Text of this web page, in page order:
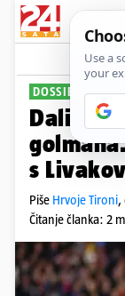
DOSSIER:
Dalić ne
s
Piše Hrvoje Tironi,
Čitanje članka: 2